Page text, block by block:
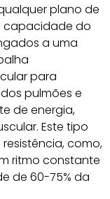
plano de
capacidade do
a uma
para
pulmões e
de energia,
Este tipo
como,
ritmo constante
de 60-75% da